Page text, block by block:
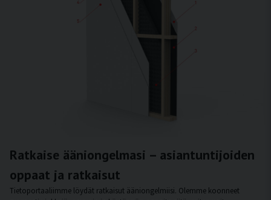
Ratkaise ääniongelmasi – asiantuntijoiden
oppaat ja ratkaisut
Tietoportaaliimme löydät ratkaisut ääniongelmiisi. Olemme koonneet